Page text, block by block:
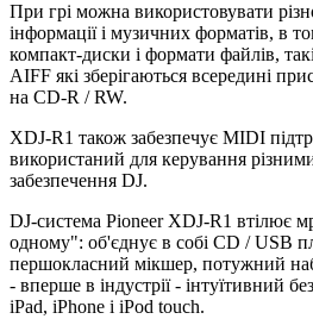
При грі можна використовувати
інформації і музичних форматів, в
компакт-диски і формати файлів,
AIFF які зберігаються всередині
на CD-R / RW.
XDJ-R1 також забезпечує MIDI
використаний для керування
забезпечення DJ.
DJ-система Pioneer XDJ-R1 втілює
одному": об'єднує в собі CD / USB
першокласний мікшер, потужний
- вперше в індустрії - інтуїтивний
iPad, iPhone і iPod touch.